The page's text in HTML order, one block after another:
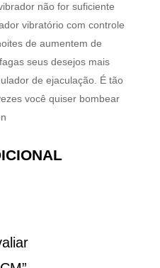
não for suficiente
vibratório com controle
de aumentem de
seus desejos mais
de ejaculação. É tão
você quiser bombear